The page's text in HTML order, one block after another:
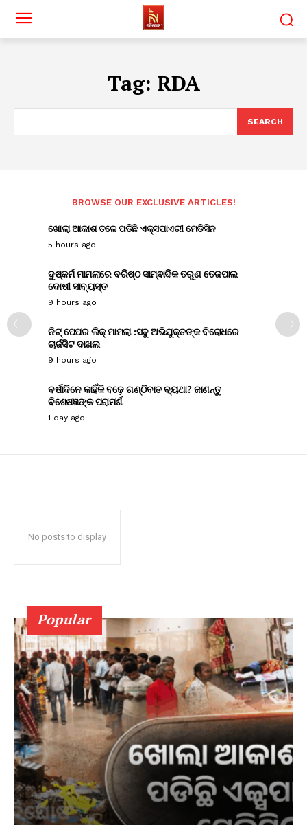
Tag: RDA
SEARCH
BROWSE OUR EXCLUSIVE ARTICLES!
ଖୋଲା ଆକାଶ ତଳେ ପଡିଛି ଏକ୍ସପାଏରୀ ମେଡିସିନ
5 hours ago
ଦୁଷ୍କର୍ମ ମାମଲାରେ ବରିଷ୍ଠ ସାମ୍ଵାଦିକ ତରୁଣ ତେଜପାଲ
ଦୋଷୀ ସାବ୍ୟସ୍ତ
9 hours ago
ନିଟ୍ ପେପର ଲିକ୍ ମାମଲା :ସବୁ ଅଭିଯୁକ୍ତଙ୍କ ବିରୋଧରେ
ଚାର୍ଜସିଟ ଦାଖଲ
9 hours ago
ବର୍ଷାଦିନେ କାହିଁକି ବଢ଼େ ଗଣ୍ଠିବାତ ବ୍ୟଥା? ଜାଣନ୍ତୁ
ବିଶେଷଜ୍ଞଙ୍କ ପରାମର୍ଶ
1 day ago
No posts to display
Popular